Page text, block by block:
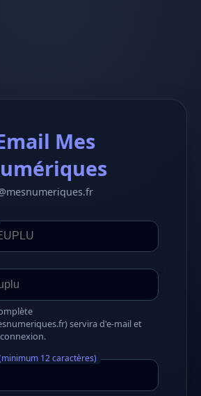
Mes
servira d'e-mail et
12 caractères)